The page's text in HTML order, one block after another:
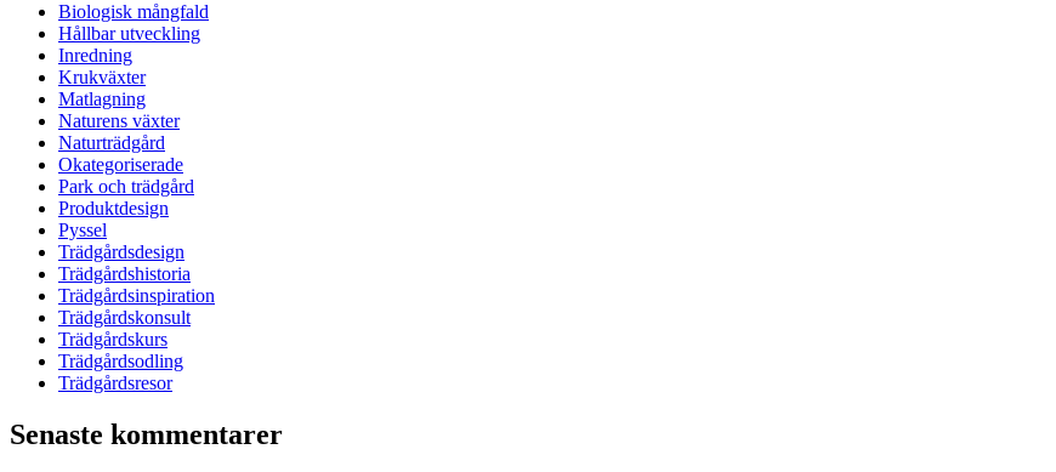
Biologisk mångfald
Hållbar utveckling
Inredning
Krukväxter
Matlagning
Naturens växter
Naturträdgård
Okategoriserade
Park och trädgård
Produktdesign
Pyssel
Trädgårdsdesign
Trädgårdshistoria
Trädgårdsinspiration
Trädgårdskonsult
Trädgårdskurs
Trädgårdsodling
Trädgårdsresor
Senaste kommentarer